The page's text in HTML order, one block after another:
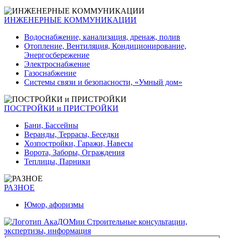
ИНЖЕНЕРНЫЕ КОММУНИКАЦИИ
Водоснабжение, канализация, дренаж, полив
Отопление, Вентиляция, Кондиционирование,
Энергосбережение
Электроснабжение
Газоснабжение
Системы связи и безопасности, «Умный дом»
ПОСТРОЙКИ и ПРИСТРОЙКИ
Бани, Бассейны
Веранды, Террасы, Беседки
Хозпостройки, Гаражи, Навесы
Ворота, Заборы, Ограждения
Теплицы, Парники
РАЗНОЕ
Юмор, афоризмы
Строительные консультации,
экспертизы, информация